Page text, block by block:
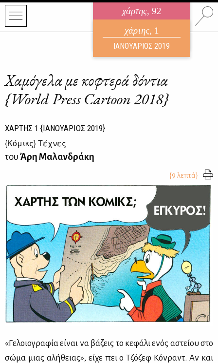
χάρτης, 92
ηλεκτρονικό περιοδικό
ΑΥΓΟΥΣΤΟΣ 2026
χάρτης, 1
ΙΑΝΟΥΑΡΙΟΣ 2019
Χαμόγελα με κοφτερά δόντια
{World Press Cartoon 2018}
ΧΑΡΤΗΣ 1 {ΙΑΝΟΥΑΡΙΟΣ 2019}
{Κόμικς} Τέχνες
τουΆρη Μαλανδράκη
{9 λεπτά}
«Γε­λοιο­γρα­φία εί­ναι να βά­ζεις το κε­φά­λι ενός αστεί­ου στο
σώ­μα μιας αλή­θειας», εί­χε πει ο Τζό­ζεφ Κόν­ραντ. Αν και